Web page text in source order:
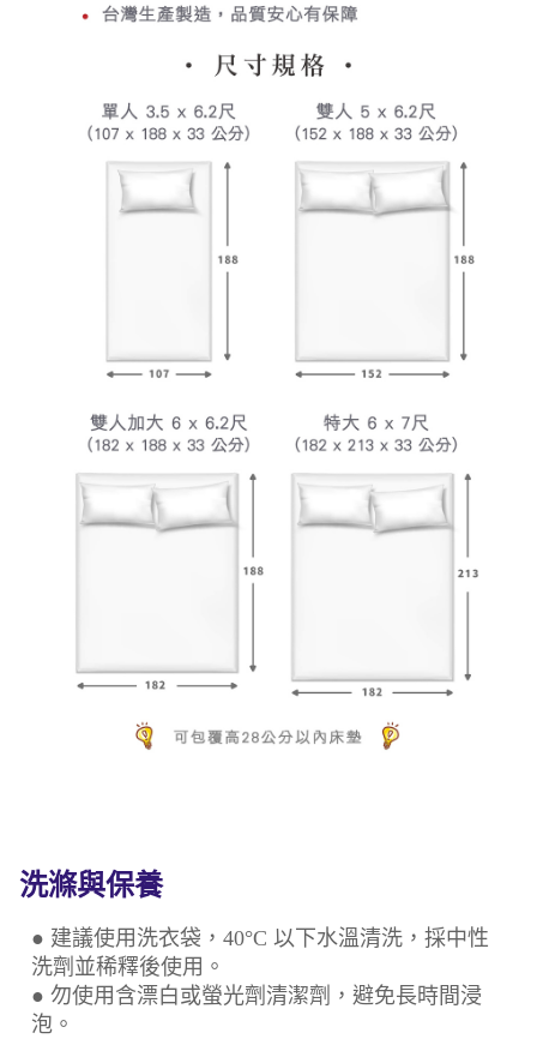
洗滌與保養
● 建議使用洗衣袋，40°C 以下水溫清洗，採中性
洗劑並稀釋後使用。
● 勿使用含漂白或螢光劑清潔劑，避免長時間浸
泡。